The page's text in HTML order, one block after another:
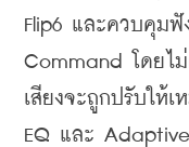
Flip6 และควบคุม
Command โดยไ
เสียงจะถูกปรับให้
EQ และ